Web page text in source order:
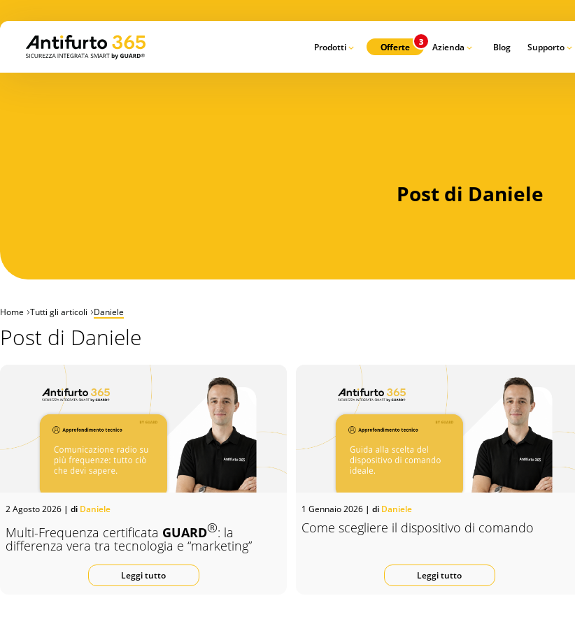
Prodotti Offerte Azienda Blog Supporto
Post di Daniele
Home Tutti gli articoli Daniele
Post di Daniele
2 Agosto 2026 | di Daniele
Multi-Frequenza certificata GUARD®: la
differenza vera tra tecnologia e “marketing”
Leggi tutto
1 Gennaio 2026 | di Daniele
Come scegliere il dispositivo di comando
Leggi tutto